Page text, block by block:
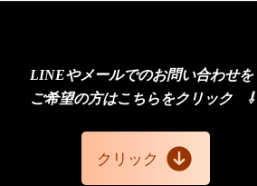
LINEやメールでのお問い合わせを
ご希望の方はこちら​をクリック ⇩
クリック